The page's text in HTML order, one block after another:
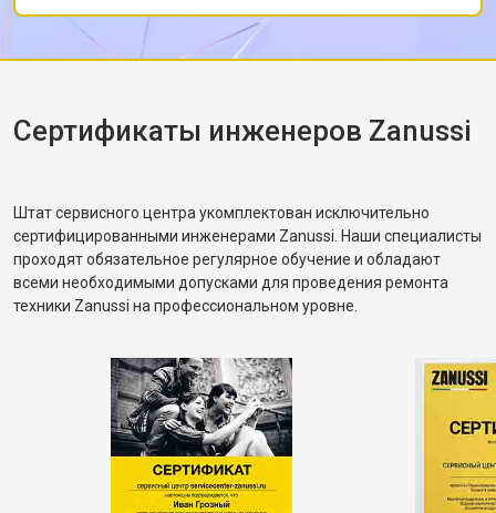
Замена П-образного уплотнителя
Замена нижнего уплотнителя
системой Аквастоп
машины Zanussi
бесплатно Заказать
после чего протестировал в режиме стирки и
убедился, что вращение барабана
корректное. Рассказал, как правильно
разбалансировка.
Сертификаты инженеров Zanussi
Штат сервисного центра укомплектован исключительно
сертифицированными инженерами Zanussi. Наши специалисты
проходят обязательное регулярное обучение и обладают
всеми необходимыми допусками для проведения ремонта
техники Zanussi на профессиональном уровне.